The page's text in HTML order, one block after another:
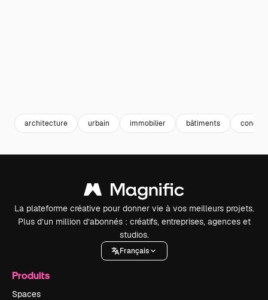
architecture urbain immobilier bâtiments condo
La plateforme créative pour donner vie à vos meilleurs projets.
Plus d’un million d’abonnés : créatifs, entreprises, agences et
studios.
Français
Produits
Spaces